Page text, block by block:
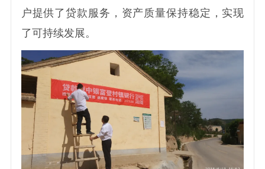
户提供了贷款服务，资产质量保持稳定，实现
了可持续发展。